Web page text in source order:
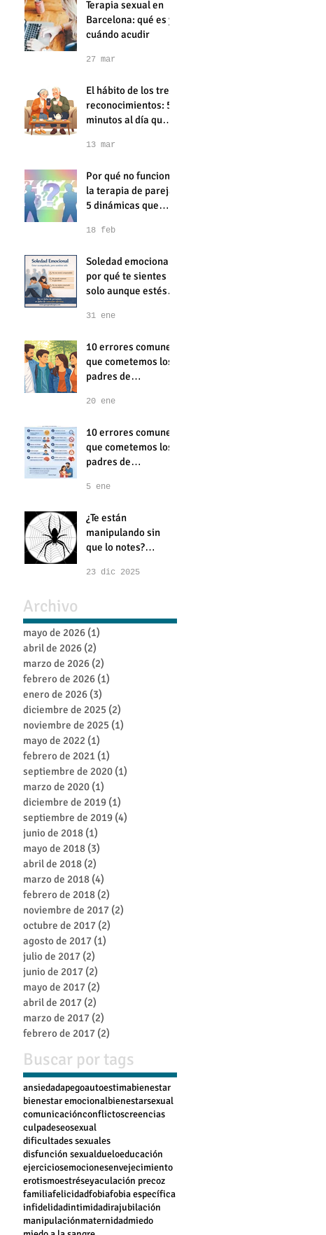
Terapia sexual en
Barcelona: qué es y
cuándo acudir
27 mar
El hábito de los tres
reconocimientos: 5
minutos al día que
relación de pareja
13 mar
Por qué no funciona
la terapia de pareja:
5 dinámicas que
dificultando vuestra
18 feb
Soledad emocional:
por qué te sientes
solo aunque estés
31 ene
10 errores comunes
que cometemos los
padres de
cómo evitarlos.
20 ene
10 errores comunes
que cometemos los
padres de
cómo evitarlos.
5 ene
¿Te están
manipulando sin
que lo notes?
desvalorización
23 dic 2025
Archivo
mayo de 2026 (1)
abril de 2026 (2)
marzo de 2026 (2)
febrero de 2026 (1)
enero de 2026 (3)
diciembre de 2025 (2)
noviembre de 2025 (1)
mayo de 2022 (1)
febrero de 2021 (1)
septiembre de 2020 (1)
marzo de 2020 (1)
diciembre de 2019 (1)
septiembre de 2019 (4)
junio de 2018 (1)
mayo de 2018 (3)
abril de 2018 (2)
marzo de 2018 (4)
febrero de 2018 (2)
noviembre de 2017 (2)
octubre de 2017 (2)
agosto de 2017 (1)
julio de 2017 (2)
junio de 2017 (2)
mayo de 2017 (2)
abril de 2017 (2)
marzo de 2017 (2)
febrero de 2017 (2)
Buscar por tags
ansiedadapegoautoestimabienestar
bienestar emocionalbienestarsexual
comunicaciónconflictoscreencias
culpadeseosexual
dificultades sexuales
disfunción sexualdueloeducación
ejerciciosemocionesenvejecimiento
erotismoestréseyaculación precoz
familiafelicidadfobiafobia específica
infidelidadintimidadirajubilación
manipulaciónmaternidadmiedo